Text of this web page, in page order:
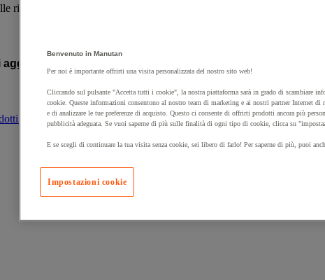
ricerche
aggiunto al tuo carrello un prodotto:
sostenibili Manutan Expert
Benvenuto in Manutan
Per noi è importante offrirti una visita personalizzata del nostro sito web!
Cliccando sul pulsante "Accetta tutti i cookie", la nostra piattaforma sarà in grado di scambiare
cookie. Queste informazioni consentono al nostro team di marketing e ai nostri partner Internet di
e di analizzare le tue preferenze di acquisto. Questo ci consente di offrirti prodotti ancora più
pubblicità adeguata. Se vuoi saperne di più sulle finalità di ogni tipo di cookie, clicca su
E se scegli di continuare la tua visita senza cookie, sei libero di farlo! Per saperne di più, puoi
Impostazioni cookie